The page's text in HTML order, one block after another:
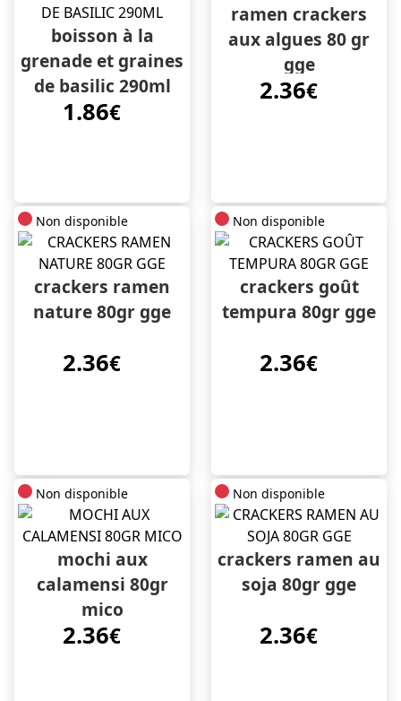
boisson à la
grenade et graines
de basilic 290ml
1.86€
ramen crackers
aux algues 80 gr
gge
2.36€
Non disponible
crackers ramen
nature 80gr gge
2.36€
Non disponible
crackers goût
tempura 80gr gge
2.36€
Non disponible
mochi aux
calamensi 80gr
mico
2.36€
Non disponible
crackers ramen au
soja 80gr gge
2.36€